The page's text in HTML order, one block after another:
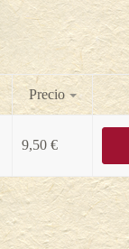
Precio
9,50 €